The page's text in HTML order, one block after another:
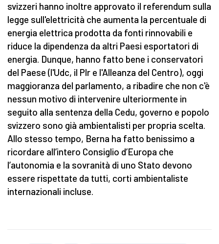
svizzeri hanno inoltre approvato il referendum sulla
legge sull'elettricità che aumenta la percentuale di
energia elettrica prodotta da fonti rinnovabili e
riduce la dipendenza da altri Paesi esportatori di
energia. Dunque, hanno fatto bene i conservatori
del Paese (l'Udc, il Plr e l'Alleanza del Centro), oggi
maggioranza del parlamento, a ribadire che non c'è
nessun motivo di intervenire ulteriormente in
seguito alla sentenza della Cedu, governo e popolo
svizzero sono già ambientalisti per propria scelta.
Allo stesso tempo, Berna ha fatto benissimo a
ricordare all’intero Consiglio d’Europa che
l’autonomia e la sovranità di uno Stato devono
essere rispettate da tutti, corti ambientaliste
internazionali incluse.